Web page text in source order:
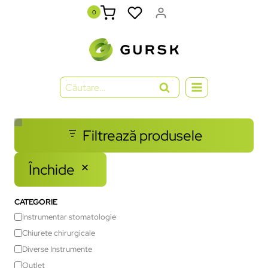
0
Filtrează produsele
Închide
CATEGORIE
Instrumentar stomatologie
Chiurete chirurgicale
Diverse Instrumente
Outlet